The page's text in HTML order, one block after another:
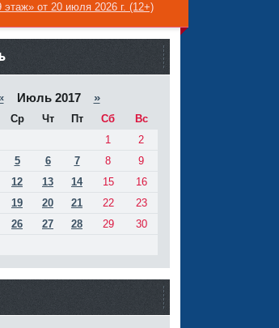
этаж» от 20 июля 2026 г. (12+)
Июль 2017 »
Ср Чт Пт Сб
Вс
1
2
5 6 7 8
9
12 13 14 15
16
19 20 21 22
23
26 27 28 29
30